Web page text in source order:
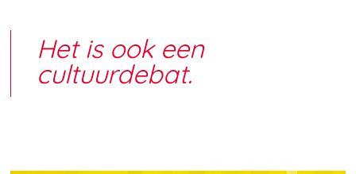
Het is ook een
cultuurdebat.